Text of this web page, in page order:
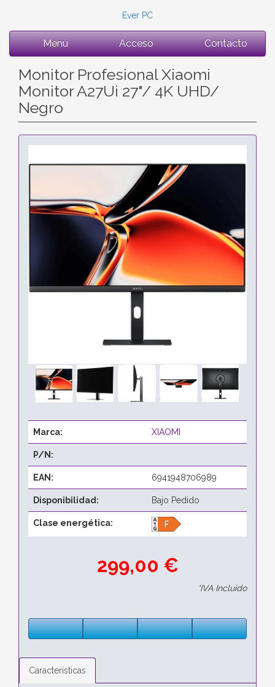
Ever PC
Menú Acceso Contacto
Monitor Profesional Xiaomi
Monitor A27Ui 27"/ 4K UHD/
Negro
Marca: XIAOMI
P/N:
EAN: 6941948706989
Disponibilidad: Bajo Pedido
Clase energética:
299,00 €
*IVA Incluido
Características